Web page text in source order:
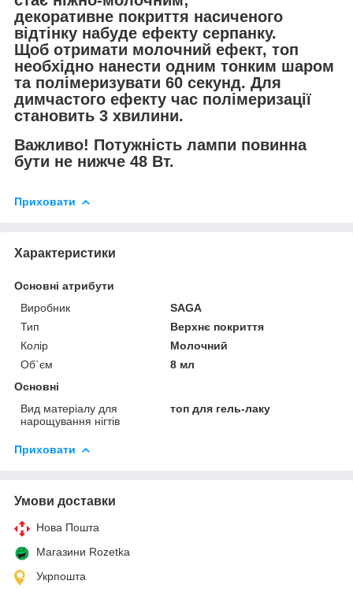
декоративне покриття насиченого
відтінку набуде ефекту серпанку.
Щоб отримати молочний ефект, топ
необхідно нанести одним тонким шаром
та полімеризувати 60 секунд. Для
димчастого ефекту час полімеризації
становить 3 хвилини.
Важливо! Потужність лампи повинна
бути не нижче 48 Вт.
Приховати
Характеристики
Основні атрибути
Виробник
SAGA
Тип
Верхнє покриття
Колір
Молочний
Об`єм
8 мл
Основні
Вид матеріалу для
нарощування нігтів
топ для гель-лаку
Приховати
Умови доставки
Нова Пошта
Магазини Rozetka
Укрпошта